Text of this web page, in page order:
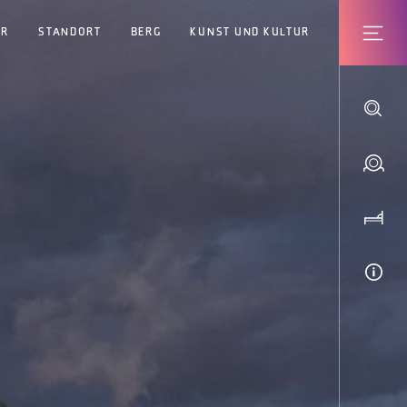
STANDORT BERG KUNST UND KULTUR